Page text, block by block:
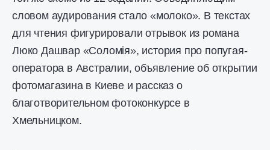
словом аудирования стало «молоко». В текстах
для чтения фигурировали отрывок из романа
Люко Дашвар «Соломія», история про попугая-
оператора в Австралии, объявление об открытии
фотомагазина в Киеве и рассказ о
благотворительном фотоконкурсе в
Хмельницком.